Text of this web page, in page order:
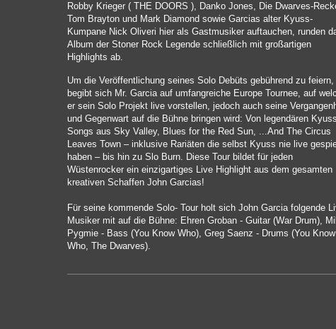
Robby Krieger ( THE DOORS ), Danko Jones, Die Dwarves-
Tom Brayton und Mark Diamond sowie Garcias alter Kyuss-
Kumpane Nick Oliveri hier als Gastmusiker auftauchen, runden
Album der Stoner Rock Legende schließlich mit großartigen
Highlights ab.
Um die Veröffentlichung seines Solo Debüts gebührend zu feiern,
begibt sich Mr. Garcia auf umfangreiche Europe Tournee, auf
er sein Solo Projekt live vorstellen, jedoch auch seine
und Gegenwart auf die Bühne bringen wird: Von legendären Kyuss
Songs aus Sky Valley, Blues for the Red Sun, ...And The Circus
Leaves Town – inklusive Rariäten die selbst Kyuss nie live
haben – bis hin zu Slo Burn. Diese Tour bildet für jeden
Wüstenrocker ein einzigartiges Live Highlight aus dem gesamten
kreativen Schaffen John Garcias!
Für seine kommende Solo- Tour holt sich John Garcia folgende
Musiker mit auf die Bühne: Ehren Groban - Guitar (War Drum),
Pygmie - Bass (You Know Who), Greg Saenz - Drums (You Know
Who, The Dwarves).